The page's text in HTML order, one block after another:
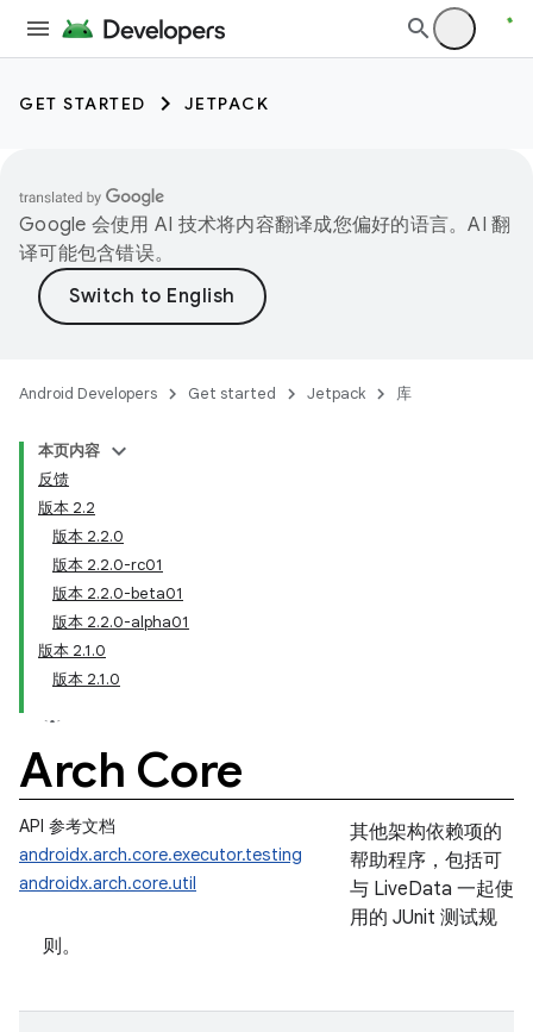
GET STARTED JETPACK
Google 会使用 AI 技术将内容翻译成您偏好的语言。AI 翻
译可能包含错误。
Android Developers Get started Jetpack 库
本页内容
反馈
版本 2.2
版本 2.2.0
版本 2.2.0-rc01
版本 2.2.0-beta01
版本 2.2.0-alpha01
版本 2.1.0
版本 2.1.0
Arch Core
API 参考文档
androidx.arch.core.executor.testing
androidx.arch.core.util
其他架构依赖项的
帮助程序，包括可
与 LiveData 一起使
用的 JUnit 测试规
则。